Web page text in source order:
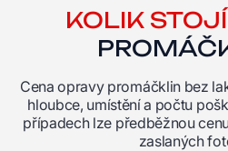
KOLIK STOJÍ
Cena opravy promáčklin bez
hloubce, umístění a počtu
případech lze předběžnou
zaslaných